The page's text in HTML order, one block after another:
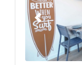
Précédent